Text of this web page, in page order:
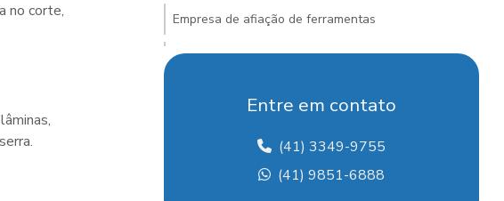
no corte,
Empresa de afiação de ferramentas
Empresa de laminação
Faca desengrosso 40
Entre em contato
(41) 3349-9755
(41) 9851-6888